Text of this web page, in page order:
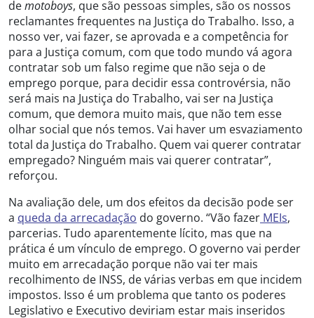
demotoboys, que são pessoas simples, são os nossos
reclamantes frequentes na Justiça do Trabalho. Isso, a
nosso ver, vai fazer, se aprovada e a competência for
para a Justiça comum, com que todo mundo vá agora
contratar sob um falso regime que não seja o de
emprego porque, para decidir essa controvérsia, não
será mais na Justiça do Trabalho, vai ser na Justiça
comum, que demora muito mais, que não tem esse
olhar social que nós temos. Vai haver um esvaziamento
total da Justiça do Trabalho. Quem vai querer contratar
empregado? Ninguém mais vai querer contratar”,
reforçou.
Na avaliação dele, um dos efeitos da decisão pode ser
a queda da arrecadação do governo. “Vão fazer MEIs,
parcerias. Tudo aparentemente lícito, mas que na
prática é um vínculo de emprego. O governo vai perder
muito em arrecadação porque não vai ter mais
recolhimento de INSS, de várias verbas em que incidem
impostos. Isso é um problema que tanto os poderes
Legislativo e Executivo deviriam estar mais inseridos